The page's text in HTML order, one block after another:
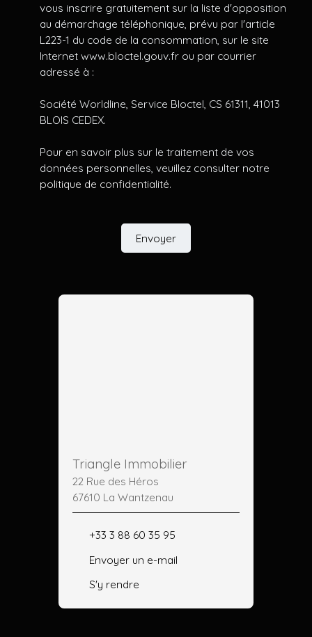
vous inscrire gratuitement sur la liste d'opposition
au démarchage téléphonique, prévu par l'article
L223-1 du code de la consommation, sur le site
Internet www.bloctel.gouv.fr ou par courrier
adressé à :
Société Worldline, Service Bloctel, CS 61311, 41013
BLOIS CEDEX.
Pour en savoir plus sur le traitement de vos
données personnelles, veuillez consulter notre
politique de confidentialité.
Envoyer
Triangle Immobilier
22 Rue des Héros
67610 La Wantzenau
+33 3 88 60 35 95
Envoyer un e-mail
S'y rendre